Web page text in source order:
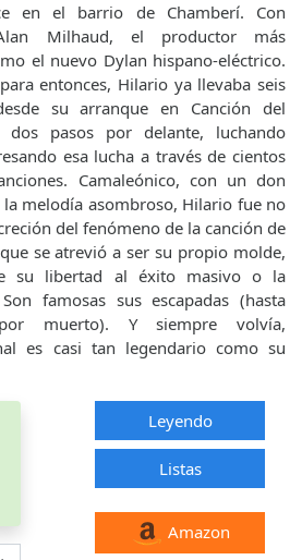
en el barrio de Chamberí. Con
Milhaud, el productor más
el nuevo Dylan hispano-eléctrico.
entonces, Hilario ya llevaba seis
su arranque en Canción del
dos pasos por delante, luchando
esa lucha a través de cientos
Camaleónico, con un don
la melodía asombroso, Hilario fue no
del fenómeno de la canción de
se atrevió a ser su propio molde,
su libertad al éxito masivo o la
famosas sus escapadas (hasta
muerto). Y siempre volvía,
es casi tan legendario como su
Leyendo
Listas
Amazon